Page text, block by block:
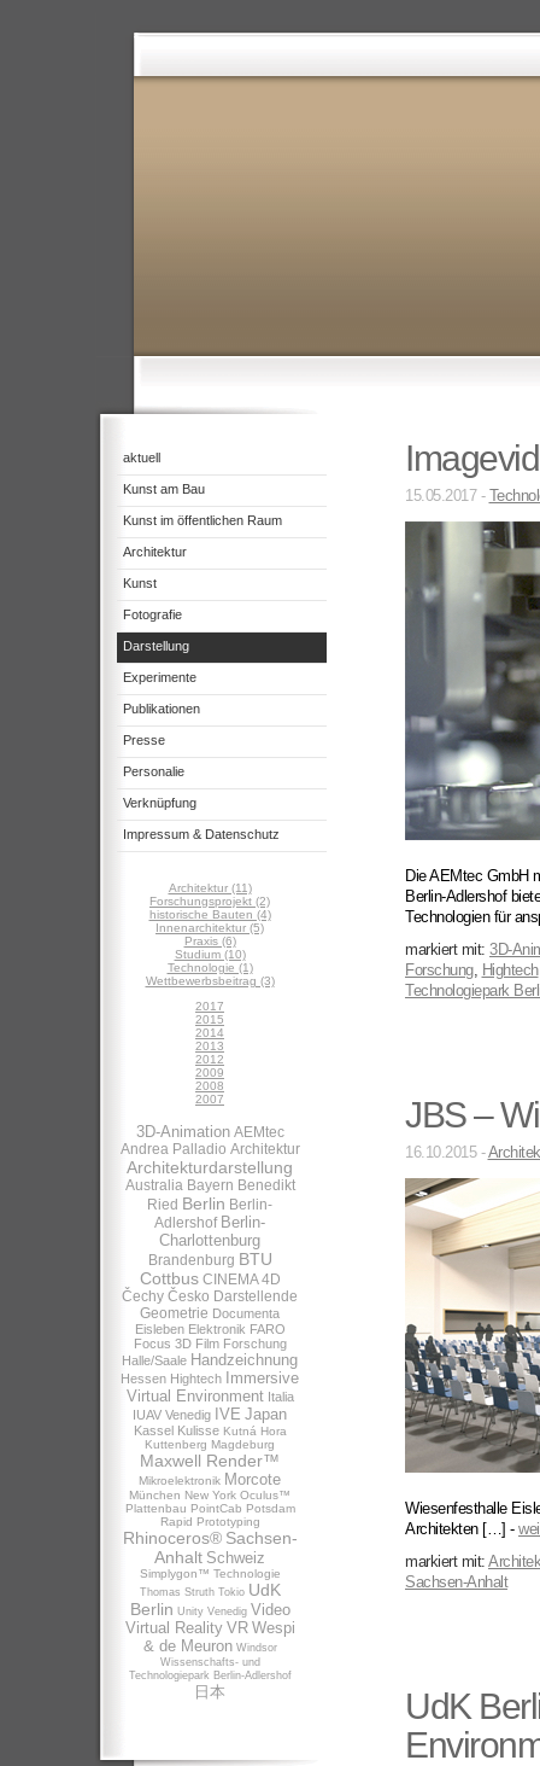
aktuell
Kunst am Bau
Kunst im öffentlichen Raum
Architektur
Kunst
Fotografie
Darstellung
Experimente
Publikationen
Presse
Personalie
Verknüpfung
Impressum & Datenschutz
Architektur (11)
Forschungsprojekt (2)
historische Bauten (4)
Innenarchitektur (5)
Praxis (6)
Studium (10)
Technologie (1)
Wettbewerbsbeitrag (3)
2017
2015
2014
2013
2012
2009
2008
2007
3D-Animation AEMtec
Andrea Palladio Architektur
Architekturdarstellung
Australia Bayern Benedikt
Ried Berlin Berlin-
Adlershof Berlin-
Charlottenburg
Brandenburg BTU
Cottbus CINEMA 4D
Čechy Česko Darstellende
Geometrie Documenta
Eisleben Elektronik FARO
Focus 3D Film Forschung
Halle/Saale Handzeichnung
Hessen Hightech
Immersive
Virtual Environment Italia
IUAV Venedig IVE Japan
Kassel Kulisse Kutná Hora
Kuttenberg Magdeburg
Maxwell Render™
Mikroelektronik Morcote
München New York Oculus™
Plattenbau PointCab Potsdam
Rapid Prototyping
Rhinoceros® Sachsen-
Anhalt Schweiz
Simplygon™ Technologie
Thomas Struth Tokio UdK
Berlin Unity Venedig Video
Virtual Reality VR Wespi
& de Meuron Windsor
Wissenschafts- und
Technologiepark Berlin-Adlershof
日本
15.05.2017 -
Die AEMtec GmbH
Berlin-Adlershof
Technologien für
markiert mit: 3D-
Forschung, Hightech
Technologiepark
JBS –
16.10.2015 -
Wiesenfesthalle
Architekten […] -
markiert mit:
Sachsen-Anhalt
UdK